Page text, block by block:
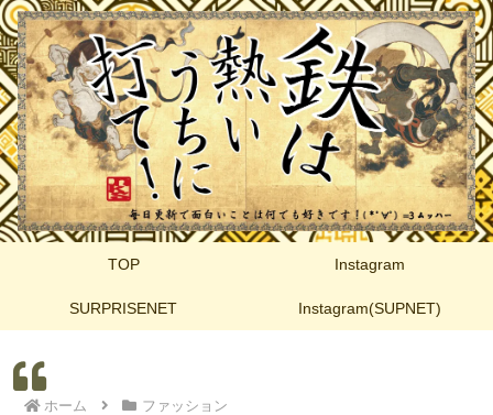
TOP Instagram
SURPRISENET Instagram(SUPNET)
ホーム ファッション